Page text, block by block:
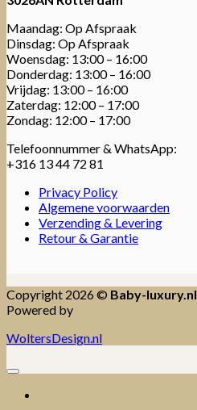
Maandag: Op Afspraak
Dinsdag: Op Afspraak
Woensdag: 13:00 – 16:00
Donderdag: 13:00 – 16:00
Vrijdag: 13:00 – 16:00
Zaterdag: 12:00 – 17:00
Zondag: 12:00 – 17:00
Telefoonnummer & WhatsApp:
+316 13 44 72 81
Privacy Policy
Algemene voorwaarden
Verzending & Levering
Retour & Garantie
Copyright 2026 © Baby-luxury.nl
Powered by
WoltersDesign.nl